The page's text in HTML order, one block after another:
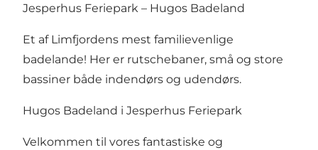
Jesperhus Feriepark – Hugos Badeland
Et af Limfjordens mest familievenlige
badelande! Her er rutschebaner, små og store
bassiner både indendørs og udendørs.
Hugos Badeland i Jesperhus Feriepark
Velkommen til vores fantastiske og